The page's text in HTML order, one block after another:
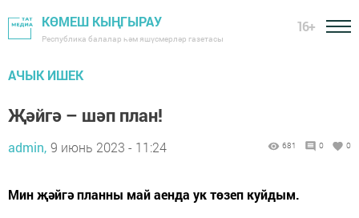
КӨМЕШ КЫҢГЫРАУ
Республика балалар һәм яшүсмерләр газетасы
16+
АЧЫК ИШЕК
Җәйгә – шәп план!
admin, 9 июнь 2023 - 11:24 681 0 0
Мин җәй­гә план­ны май аен­да ук тө­зеп куй­дым.